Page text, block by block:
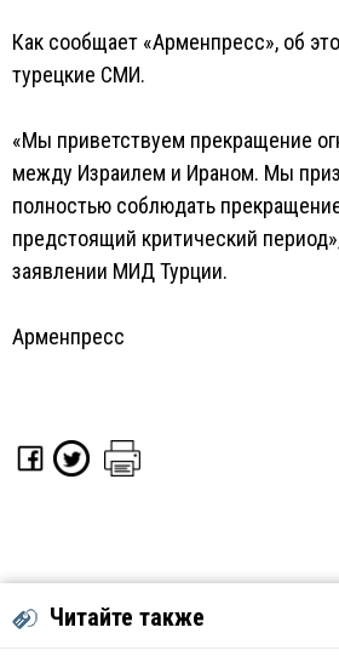
Как сообщает «Арменпресс», об
турецкие СМИ.
«Мы приветствуем прекращение
между Израилем и Ираном. Мы
полностью соблюдать
предстоящий критический
заявлении МИД Турции.
Арменпресс
Читайте также